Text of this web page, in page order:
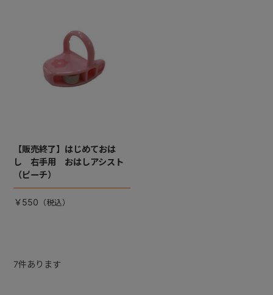
【販売終了】はじめておは
し 右手用 おはしアシスト
（ピーチ）
￥550
7件あります